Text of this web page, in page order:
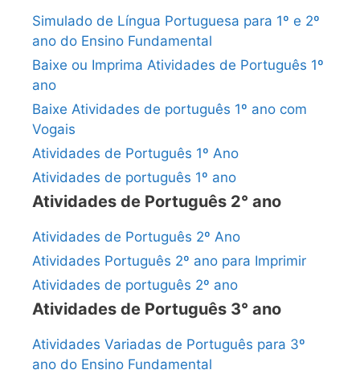
Simulado de Língua Portuguesa para 1º e 2º
ano do Ensino Fundamental
Baixe ou Imprima Atividades de Português 1º
ano
Baixe Atividades de português 1º ano com
Vogais
Atividades de Português 1º Ano
Atividades de português 1º ano
Atividades de Português 2° ano
Atividades de Português 2º Ano
Atividades Português 2º ano para Imprimir
Atividades de português 2º ano
Atividades de Português 3° ano
Atividades Variadas de Português para 3º
ano do Ensino Fundamental